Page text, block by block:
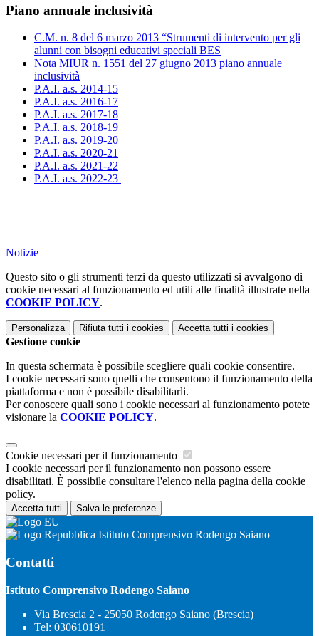
Piano annuale inclusività
C.M. n. 8 del 6 marzo 2013 “Strumenti di intervento per gli
alunni con bisogni educativi speciali BES
Nota MIUR n. 1551 del 27 giugno 2013 piano annuale
inclusività
P.A.I. a.s. 2014-15
P.A.I. a.s. 2016-17
P.A.I. a.s. 2017-18
P.A.I. a.s. 2018-19
P.A.I. a.s. 2019-20
P.A.I. a.s. 2020-21
P.A.I. a.s. 2021-22
P.A.I. a.s. 2022-23
Notizie
Questo sito o gli strumenti terzi da questo utilizzati si avvalgono di
cookie necessari al funzionamento ed utili alle finalità illustrate nella
COOKIE POLICY.
Personalizza Rifiuta tutti i cookies Accetta tutti i cookies
Gestione cookie
In questa schermata è possibile scegliere quali cookie consentire.
I cookie necessari sono quelli che consentono il funzionamento della
piattaforma e non è possibile disabilitarli.
Per conoscere quali sono i cookie necessari al funzionamento potete
visionare la COOKIE POLICY.
Cookie necessari per il funzionamento
I cookie necessari per il funzionamento non possono essere
disabilitati. È possibile consultare l'elenco nella pagina della cookie
policy.
Accetta tutti Salva le preferenze
Istituto Comprensivo Rodengo Saiano
Contatti
Istituto Comprensivo Rodengo Saiano
Via Brescia 2 - 25050 Rodengo Saiano (Brescia)
Tel: 030610191